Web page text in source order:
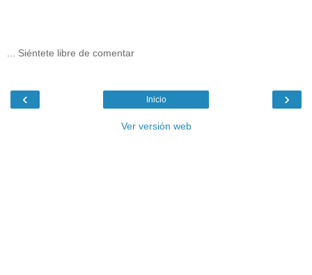
... Siéntete libre de comentar
‹ ›
Inicio
Ver versión web